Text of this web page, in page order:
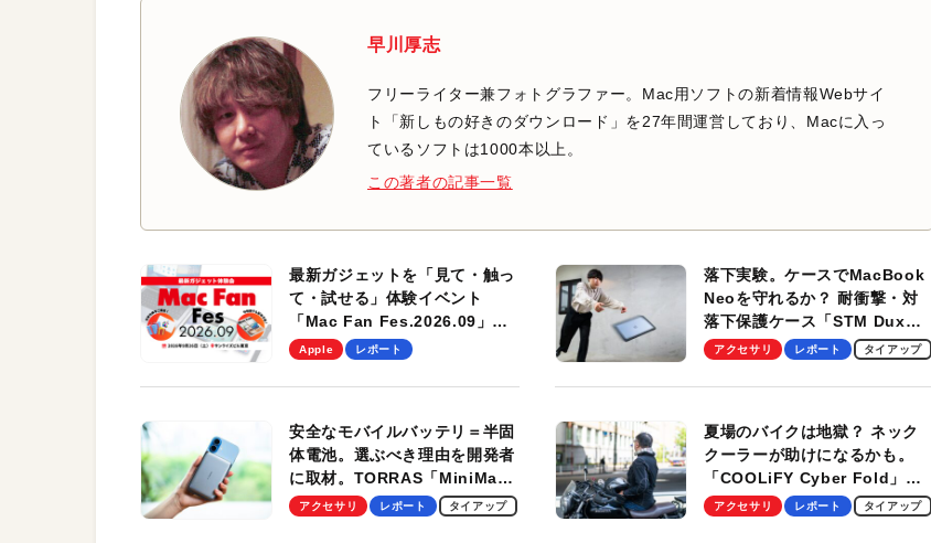
早川厚志
フリーライター兼フォトグラファー。Mac用ソフトの新着情報Webサイ
ト「新しもの好きのダウンロード」を27年間運営しており、Macに入っ
ているソフトは1000本以上。
この著者の記事一覧
最新ガジェットを「見て・触っ
て・試せる」体験イベント
「Mac Fan Fes.2026.09」
を、9月26日（土）に開催しま
Apple レポート
落下実験。ケースでMacBook
Neoを守れるか？ 耐衝撃・対
落下保護ケース「STM Dux
Ultra」を検証。学生、ビジネ
適！
アクセサリ レポート タイアップ
安全なモバイルバッテリ＝半固
体電池。選ぶべき理由を開発者
に取材。TORRAS「MiniMag
Pro」の実機レビューも
アクセサリ レポート タイアップ
夏場のバイクは地獄？ ネック
クーラーが助けになるかも。
「COOLiFY Cyber Fold」レ
ビュー。冷却の速さ、密着する
アクセサリ レポート タイアップ